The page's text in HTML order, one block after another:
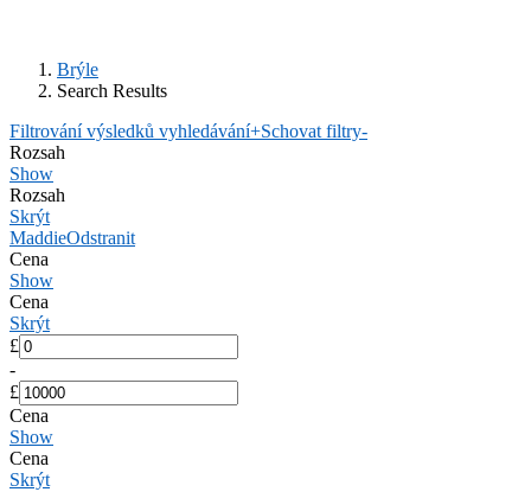
Brýle
Search Results
Filtrování výsledků vyhledávání+Schovat filtry-
Rozsah
Show
Rozsah
Skrýt
MaddieOdstranit
Cena
Show
Cena
Skrýt
£
-
£
Cena
Show
Cena
Skrýt